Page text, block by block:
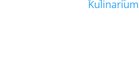
Kulinarium